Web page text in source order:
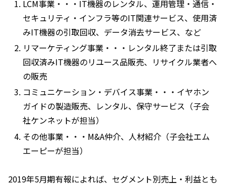
LCM事業・・・IT機器のレンタル、運用管理・通信・
セキュリティ・インフラ等のIT関連サービス、使用済
みIT機器の引取回収、データ消去サービス、など
リマーケティング事業・・・レンタル終了または引取
回収済みIT機器のリユース品販売、リサイクル業者へ
の販売
コミュニケーション・デバイス事業・・・イヤホン
ガイドの製造販売、レンタル、保守サービス（子会
社ケンネットが担当）
その他事業・・・M&A仲介、人材紹介（子会社エム
エーピーが担当）
2019年5月期有報によれば、セグメント別売上・利益とも